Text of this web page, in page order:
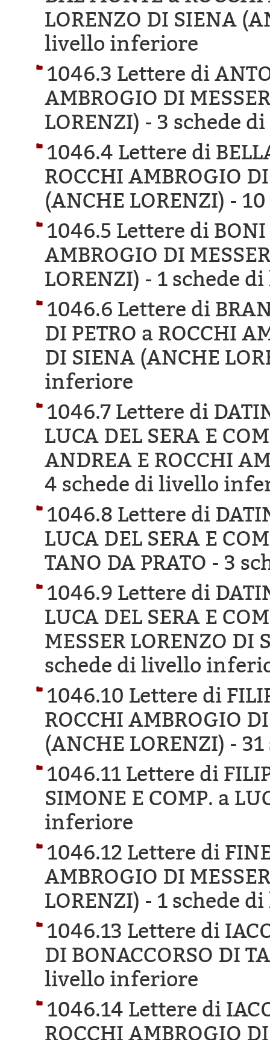
LORENZO DI SIENA
livello inferiore
1046.3 Lettere di
AMBROGIO DI
LORENZI) - 3 schede
1046.4 Lettere di
ROCCHI AMBROGIO
(ANCHE LORENZI) -
1046.5 Lettere di BONI
AMBROGIO DI
LORENZI) - 1 schede
1046.6 Lettere di
DI PETRO a ROCCHI
DI SIENA (ANCHE
inferiore
1046.7 Lettere di
LUCA DEL SERA E
ANDREA E ROCCHI
4 schede di livello
1046.8 Lettere di
LUCA DEL SERA E
TANO DA PRATO - 3
1046.9 Lettere di
LUCA DEL SERA E
MESSER LORENZO
schede di livello
1046.10 Lettere di
ROCCHI AMBROGIO
(ANCHE LORENZI) -
1046.11 Lettere di
SIMONE E COMP. a
inferiore
1046.12 Lettere di
AMBROGIO DI
LORENZI) - 1 schede
1046.13 Lettere di
DI BONACCORSO DI
livello inferiore
1046.14 Lettere di
ROCCHI AMBROGIO